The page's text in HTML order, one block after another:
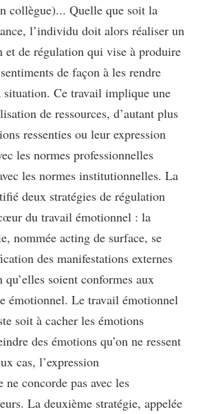
collègue)... Quelle que soit la
l’individu doit alors réaliser un
et de régulation qui vise à produire
de façon à les rendre
situation. Ce travail implique une
de ressources, d’autant plus
ressenties ou leur expression
les normes professionnelles
les normes institutionnelles. La
deux stratégies de régulation
du travail émotionnel : la
nommée acting de surface, se
des manifestations externes
soient conformes aux
émotionnel. Le travail émotionnel
soit à cacher les émotions
des émotions qu’on ne ressent
cas, l’expression
ne concorde pas avec les
La deuxième stratégie, appelée